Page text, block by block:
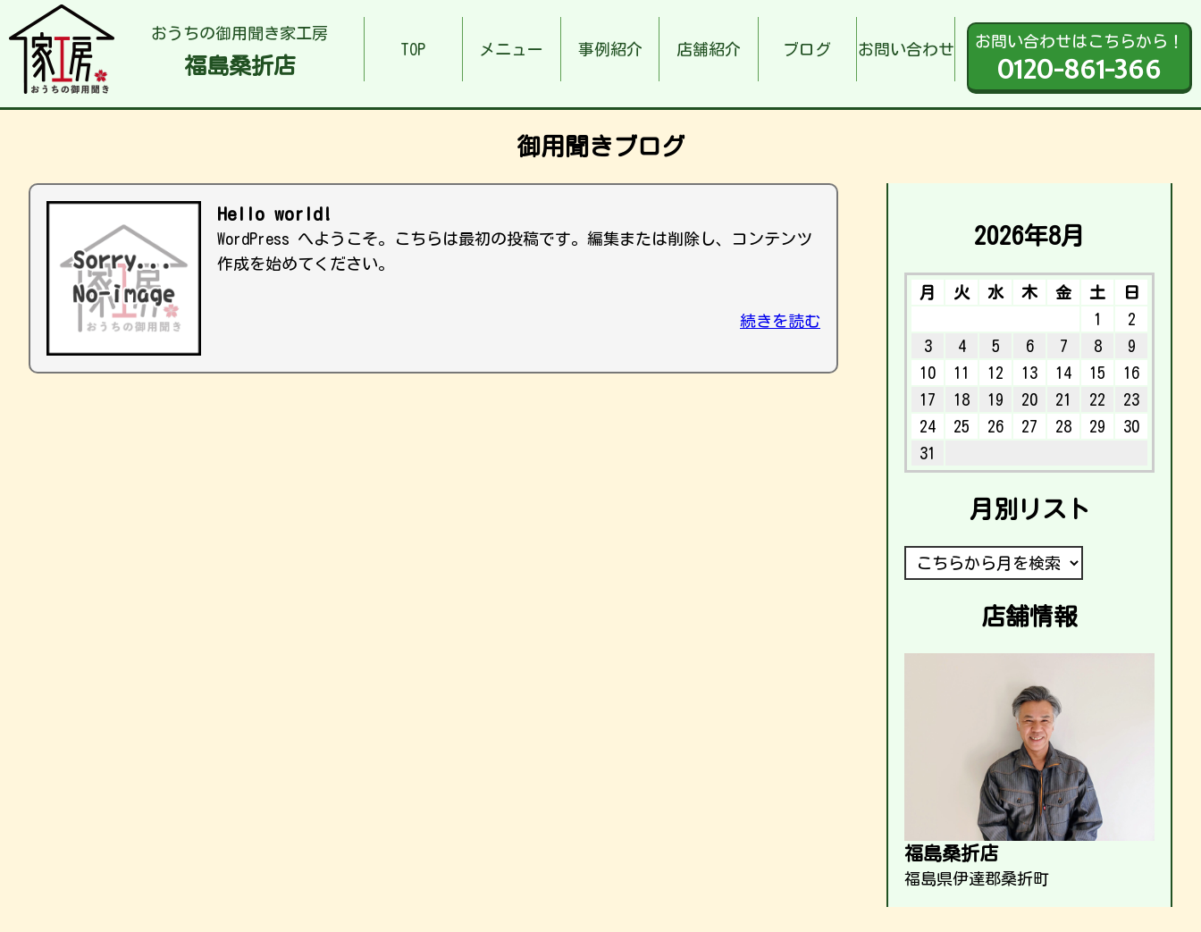
おうちの御用聞き家工房
福島桑折店
TOP メニュー 事例紹介 店舗紹介 ブログ お問い合わせ お問い合わせはこちらから！
0120-861-366
御用聞きブログ
Hello world!
WordPress へようこそ。こちらは最初の投稿です。編集または削除し、コンテンツ
作成を始めてください。
続きを読む
2026年8月
月 火 水 木 金 土
日
1
2
3
4 5 6 7 8
9
10
11 12 13 14 15
16
17
18 19 20 21 22
23
24
25 26 27 28 29
30
31
月別リスト
店舗情報
福島桑折店
福島県伊達郡桑折町